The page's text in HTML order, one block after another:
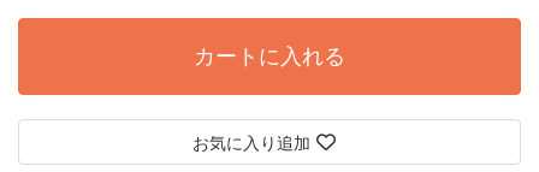
カートに入れる
お気に入り追加